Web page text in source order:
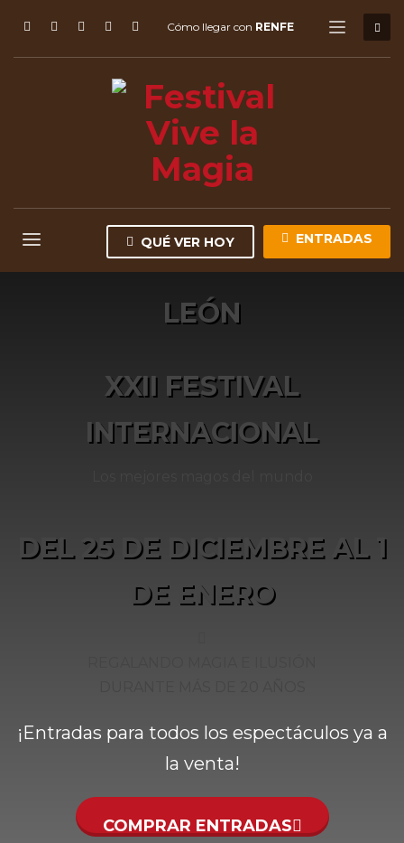
Cómo llegar con RENFE
QUÉ VER HOY ENTRADAS
LEÓN
XXII FESTIVAL
INTERNACIONAL
DEL 25 DE DICIEMBRE AL 1
DE ENERO
¡Entradas para todos los espectáculos ya a
la venta!
COMPRAR ENTRADAS